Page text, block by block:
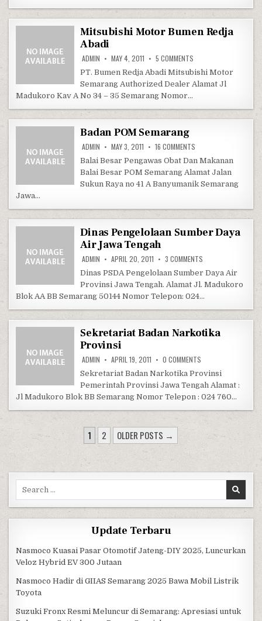
Mitsubishi Motor Bumen Redja
Abadi
ADMIN MAY 4, 2011 5 COMMENTS
PT. Bumen Redja Abadi Mitsubishi Motor
Semarang Authorized Dealer Alamat Jl
Madukoro Kav A No 34 – 35 Semarang Nomor…
Badan POM Semarang
ADMIN MAY 3, 2011 16 COMMENTS
Balai Besar Pengawas Obat Dan Makanan
Balai Besar POM Semarang Alamat Jalan
Sukun Raya no 41 A Banyumanik Semarang
Jawa…
Dinas Pengelolaan Sumber Daya
Air Jawa Tengah
ADMIN APRIL 20, 2011 3 COMMENTS
Dinas PSDA Pengelolaan Sumber Daya Air
Provinsi Jawa Tengah. Alamat Jl. Madukoro
Blok AA BB Semarang 50144 Nomor Telepon: 024…
Sekretariat Badan Narkotika
Provinsi
ADMIN APRIL 19, 2011 0 COMMENTS
Sekretariat Badan Narkotika Provinsi
Pemerintah Provinsi Jawa Tengah Alamat :
Jl Madukoro Blok BB Semarang Nomor Telepon : 024 760…
POSTS PAGINATION
1 2 OLDER POSTS →
Search for:
Update Terbaru
Nasmoco Kuasai Pasar Otomotif Jateng-DIY 2025, Luncurkan
Veloz Hybrid EV 300 Jutaan
Nasmoco Hadir di GIIAS Semarang 2025 Bawa Mobil Listrik
Toyota
Suzuki Fronx Resmi Meluncur di Semarang: Apresiasi untuk